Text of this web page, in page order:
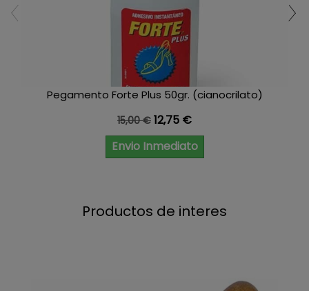
Pegamento Forte Plus 50gr. (cianocrilato)
Precio base
15,00 € Precio
12,75 €
Envio Inmediato
Productos de interes